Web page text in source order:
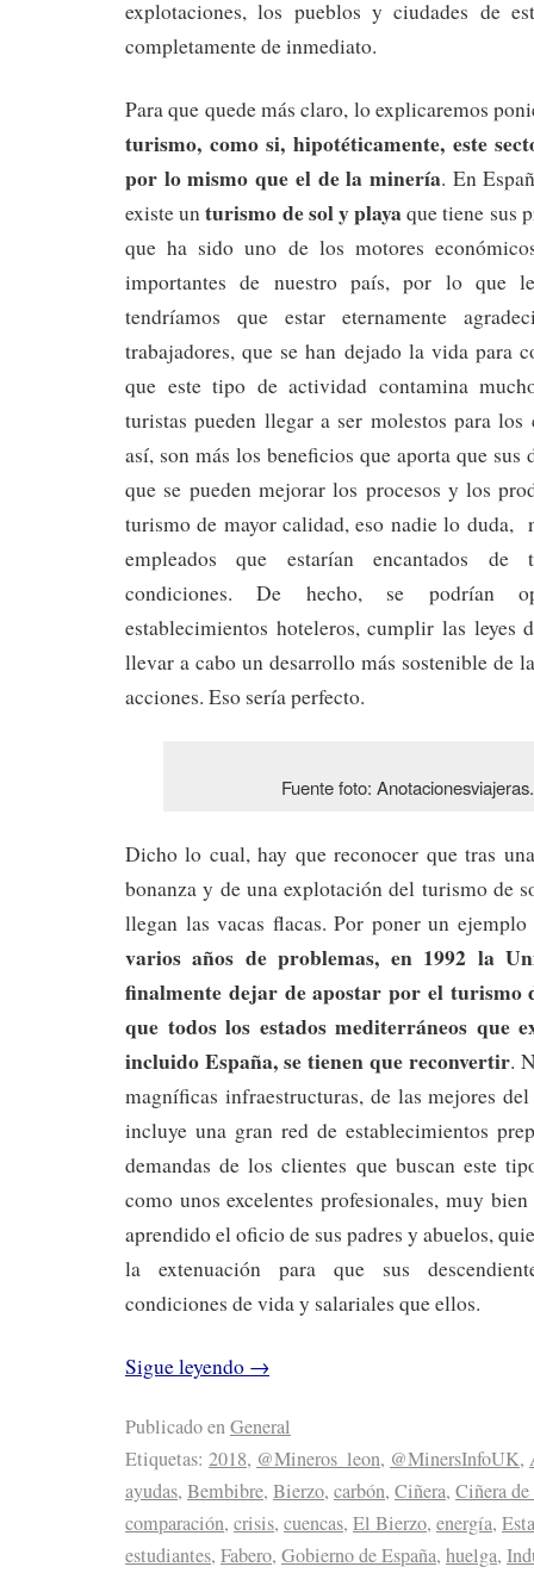
explotaciones, los pueblos y ciudades de
completamente de inmediato.
Para que quede más claro, lo explicaremos
turismo, como si, hipotéticamente, este
por lo mismo que el de la minería. En
existe unturismo de sol y playaque tiene sus
que ha sido uno de los motores
importantes de nuestro país, por lo que
tendríamos que estar eternamente
trabajadores, que se han dejado la vida para
que este tipo de actividad contamina
turistas pueden llegar a ser molestos para los
así, son más los beneficios que aporta que sus
que se pueden mejorar los procesos y los
turismo de mayor calidad, eso nadie lo duda,
empleados que estarían encantados de
condiciones. De hecho, se podrían
establecimientos hoteleros, cumplir las leyes
llevar a cabo un desarrollo más sostenible de
acciones. Eso sería perfecto.
Fuente foto:
Dicho lo cual, hay que reconocer que tras
bonanza y de una explotación del turismo de
llegan las vacas flacas. Por poner un
varios años de problemas, en 1992 la
finalmente dejar de apostar por el turismo
que todos los estados mediterráneos que
incluido España, se tienen que reconvertir.
magníficas infraestructuras, de las mejores
incluye una gran red de establecimientos
demandas de los clientes que buscan este
como unos excelentes profesionales, muy
aprendido el oficio de sus padres y abuelos,
la extenuación para que sus
condiciones de vida y salariales que ellos.
Sigue leyendo →
Publicado enGeneral
Etiquetas: 2018, @Mineros_leon, @MinersInfoUK,
ayudas, Bembibre, Bierzo, carbón, Ciñera, Ciñera
comparación, crisis, cuencas, El Bierzo, energía,
estudiantes, Fabero, Gobierno de España, huelga,